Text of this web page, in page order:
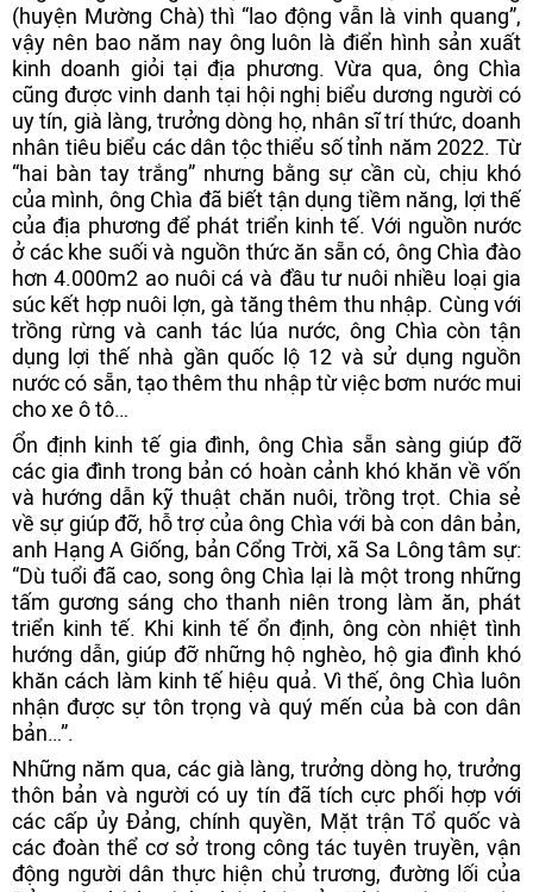
(huyện Mường Chà) thì “lao động vẫn là vinh quang”,
vậy nên bao năm nay ông luôn là điển hình sản xuất
kinh doanh giỏi tại địa phương. Vừa qua, ông Chìa
cũng được vinh danh tại hội nghị biểu dương người có
uy tín, già làng, trưởng dòng họ, nhân sĩ trí thức, doanh
nhân tiêu biểu các dân tộc thiểu số tỉnh năm 2022. Từ
“hai bàn tay trắng” nhưng bằng sự cần cù, chịu khó
của mình, ông Chìa đã biết tận dụng tiềm năng, lợi thế
của địa phương để phát triển kinh tế. Với nguồn nước
ở các khe suối và nguồn thức ăn sẵn có, ông Chìa đào
hơn 4.000m2 ao nuôi cá và đầu tư nuôi nhiều loại gia
súc kết hợp nuôi lợn, gà tăng thêm thu nhập. Cùng với
trồng rừng và canh tác lúa nước, ông Chìa còn tận
dụng lợi thế nhà gần quốc lộ 12 và sử dụng nguồn
nước có sẵn, tạo thêm thu nhập từ việc bơm nước mui
cho xe ô tô…
Ổn định kinh tế gia đình, ông Chìa sẵn sàng giúp đỡ
các gia đình trong bản có hoàn cảnh khó khăn về vốn
và hướng dẫn kỹ thuật chăn nuôi, trồng trọt. Chia sẻ
về sự giúp đỡ, hỗ trợ của ông Chìa với bà con dân bản,
anh Hạng A Giống, bản Cổng Trời, xã Sa Lông tâm sự:
“Dù tuổi đã cao, song ông Chìa lại là một trong những
tấm gương sáng cho thanh niên trong làm ăn, phát
triển kinh tế. Khi kinh tế ổn định, ông còn nhiệt tình
hướng dẫn, giúp đỡ những hộ nghèo, hộ gia đình khó
khăn cách làm kinh tế hiệu quả. Vì thế, ông Chìa luôn
nhận được sự tôn trọng và quý mến của bà con dân
bản…”.
Những năm qua, các già làng, trưởng dòng họ, trưởng
thôn bản và người có uy tín đã tích cực phối hợp với
các cấp ủy Đảng, chính quyền, Mặt trận Tổ quốc và
các đoàn thể cơ sở trong công tác tuyên truyền, vận
động người dân thực hiện chủ trương, đường lối của